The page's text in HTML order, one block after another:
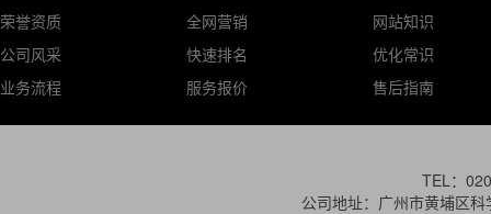
荣誉资质
公司风采
业务流程
全网营销
快速排名
服务报价
网站知识
优化常识
售后指南
TEL：
公司地址：广州市黄埔区